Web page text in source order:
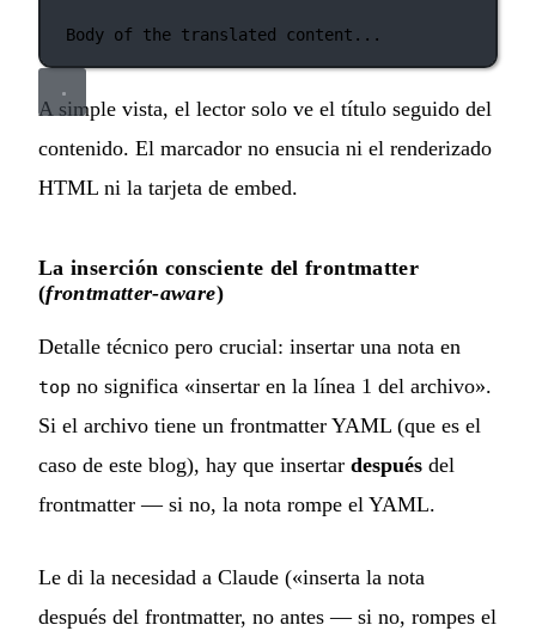
Body of the translated content...
A simple vista, el lector solo ve el título seguido del
contenido. El marcador no ensucia ni el renderizado
HTML ni la tarjeta de embed.
La inserción consciente del frontmatter
(frontmatter-aware)
Detalle técnico pero crucial: insertar una nota en
top no significa «insertar en la línea 1 del archivo».
Si el archivo tiene un frontmatter YAML (que es el
caso de este blog), hay que insertar después del
frontmatter — si no, la nota rompe el YAML.
Le di la necesidad a Claude («inserta la nota
después del frontmatter, no antes — si no, rompes el